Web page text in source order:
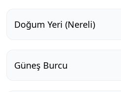
Doğum Yeri (Nereli)
Güneş Burcu